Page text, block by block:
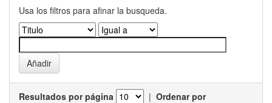
Usa los filtros para afinar la busqueda.
Resultados por página | Ordenar por